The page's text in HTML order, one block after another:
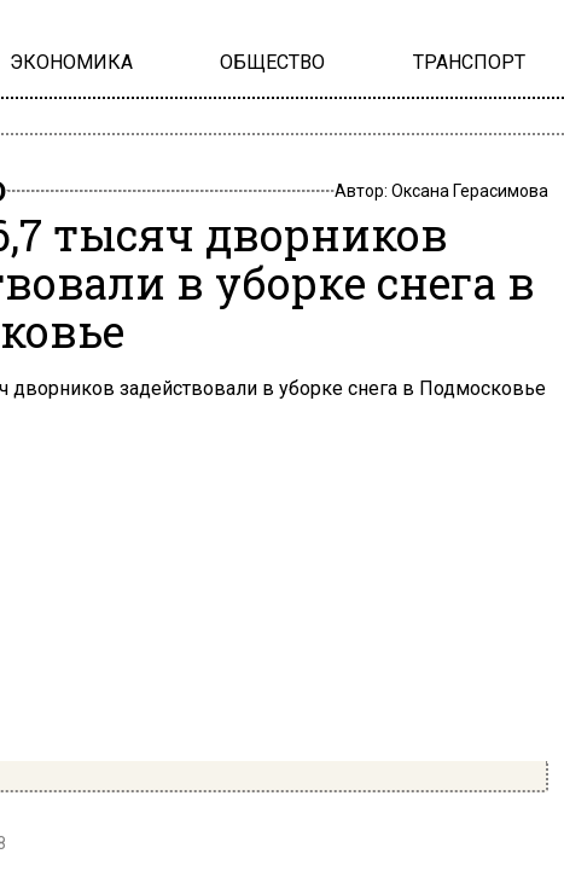
ЭКОНОМИКА ОБЩЕСТВО ТРАНСПОРТ
Автор: Оксана Герасимова
тысяч дворников
в уборке снега в